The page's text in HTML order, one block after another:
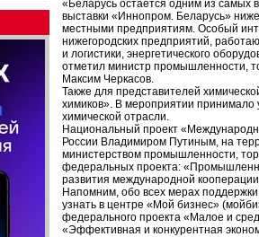
«Беларусь остается одним из
выставки «Иннопром. Беларусь»
местными предприятиям. Особый
нижегородских предприятий,
и логистики, энергетического
отметил министр промышленности,
Максим Черкасов.
Также для представителей
химиков». В мероприятии принимало
химической отрасли.
Национальный проект
России Владимиром Путиным, на
министерством промышленности,
федеральных проекта:
развития международной
Напомним, обо всех мерах
узнать в центре «Мой бизнес»
федерального проекта «Малое и
«Эффективная и конкурентная